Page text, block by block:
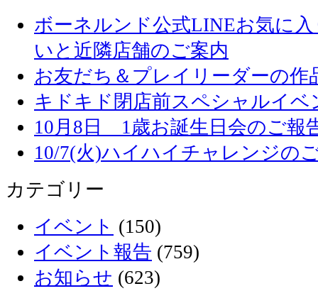
ボーネルンド公式LINEお気に
いと近隣店舗のご案内
お友だち＆プレイリーダーの作
キドキド閉店前スペシャルイベ
10月8日 1歳お誕生日会のご報
10/7(火)ハイハイチャレンジの
カテゴリー
イベント (150)
イベント報告 (759)
お知らせ (623)